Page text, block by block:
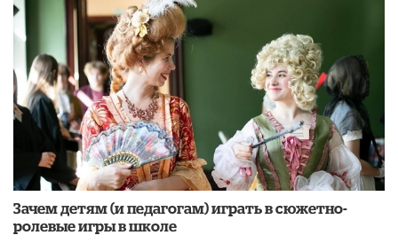
Зачем детям (и педагогам) играть в сюжетно-
ролевые игры в школе